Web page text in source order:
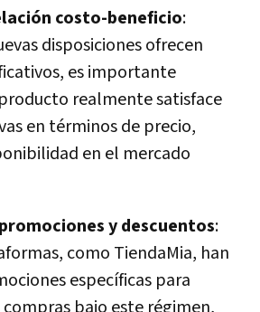
costo-beneficio:
disposiciones ofrecen
es importante
realmente satisface
en términos de precio,
en el mercado
y descuentos:
como TiendaMia, han
específicas para